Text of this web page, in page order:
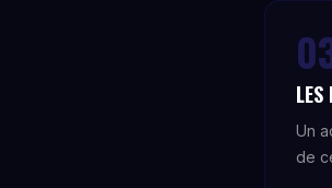
LES
Un
de